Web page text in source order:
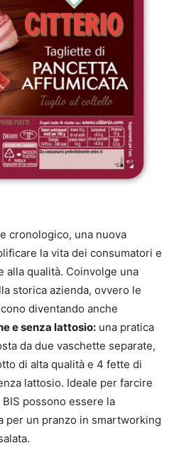
cronologico, una nuova
la vita dei consumatori e
alla qualità. Coinvolge una
storica azienda, ovvero le
diventando anche
e senza lattosio: una pratica
da due vaschette separate,
di alta qualità e 4 fette di
lattosio. Ideale per farcire
possono essere la
per un pranzo in smartworking